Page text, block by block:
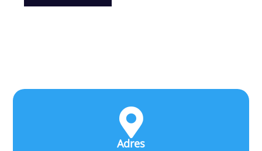

Adres